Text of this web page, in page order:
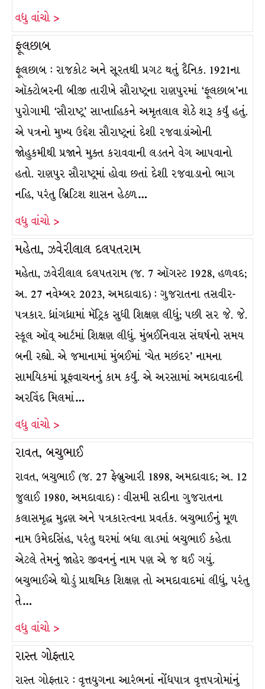
વધુ વાંચો >
ફૂલછાબ
ફૂલછાબ : રાજકોટ અને સૂરતથી પ્રગટ થતું દૈનિક. 1921ના
ઑક્ટોબરની બીજી તારીખે સૌરાષ્ટ્રના રાણપુરમાં ‘ફૂલછાબ’ના
પુરોગામી ‘સૌરાષ્ટ્ર’ સાપ્તાહિકને અમૃતલાલ શેઠે શરૂ કર્યું હતું.
એ પત્રનો મુખ્ય ઉદ્દેશ સૌરાષ્ટ્રનાં દેશી રજવાડાંઓની
જોહુકમીથી પ્રજાને મુક્ત કરાવવાની લડતને વેગ આપવાનો
હતો. રાણપુર સૌરાષ્ટ્રમાં હોવા છતાં દેશી રજવાડાનો ભાગ
નહિ, પરંતુ બ્રિટિશ શાસન હેઠળ…
વધુ વાંચો >
મહેતા, ઝવેરીલાલ દલપતરામ
મહેતા, ઝવેરીલાલ દલપતરામ (જ. 7 ઑગસ્ટ 1928, હળવદ;
અ. 27 નવેમ્બર 2023, અમદાવાદ) : ગુજરાતના તસવીર-
પત્રકાર. ધ્રાંગધ્રામાં મૅટ્રિક સુધી શિક્ષણ લીધું; પછી સર જે. જે.
સ્કૂલ ઑવ્ આર્ટમાં શિક્ષણ લીધું. મુંબઈનિવાસ સંઘર્ષનો સમય
બની રહ્યો. એ જમાનામાં મુંબઈમાં ‘ચેત મછંદર’ નામના
સામયિકમાં પ્રૂફવાચનનું કામ કર્યું. એ અરસામાં અમદાવાદની
અરવિંદ મિલમાં…
વધુ વાંચો >
રાવત, બચુભાઈ
રાવત, બચુભાઈ (જ. 27 ફેબ્રુઆરી 1898, અમદાવાદ; અ. 12
જુલાઈ 1980, અમદાવાદ) : વીસમી સદીના ગુજરાતના
કલાસમૃદ્ધ મુદ્રણ અને પત્રકારત્વના પ્રવર્તક. બચુભાઈનું મૂળ
નામ ઉમેદસિંહ, પરંતુ ઘરમાં બધા લાડમાં બચુભાઈ કહેતા
એટલે તેમનું જાહેર જીવનનું નામ પણ એ જ થઈ ગયું.
બચુભાઈએ થોડું પ્રાથમિક શિક્ષણ તો અમદાવાદમાં લીધું, પરંતુ
તે…
વધુ વાંચો >
રાસ્ત ગોફ્તાર
રાસ્ત ગોફ્તાર : વૃત્તયુગના આરંભનાં નોંધપાત્ર વૃત્તપત્રોમાંનું